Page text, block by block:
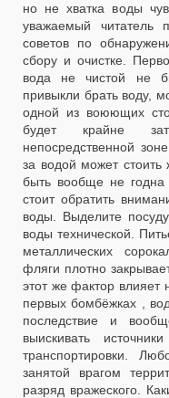
но не хватка воды
уважаемый читатель
советов по
сбору и очистке.
вода не чистой не
привыкли брать воду,
одной из воюющих
будет крайне
непосредственной
за водой может
быть вообще не
стоит обратить
воды. Выделите
воды технической.
металлических
фляги плотно
этот же фактор влияет
первых бомбёжках ,
последствие и
выискивать
транспортировки.
занятой врагом
разряд вражеского.